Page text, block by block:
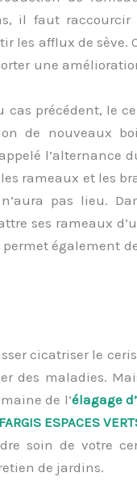
il faut
les afflux de sève.
une
précédent, le
de nouveaux
l’alternance
rameaux et les
pas lieu.
ses rameaux
également
cicatriser le
des maladies.
de l’élagage
ESPACES
soin de votre
de jardins.